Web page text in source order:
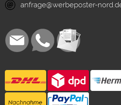
anfrage@werbeposter-